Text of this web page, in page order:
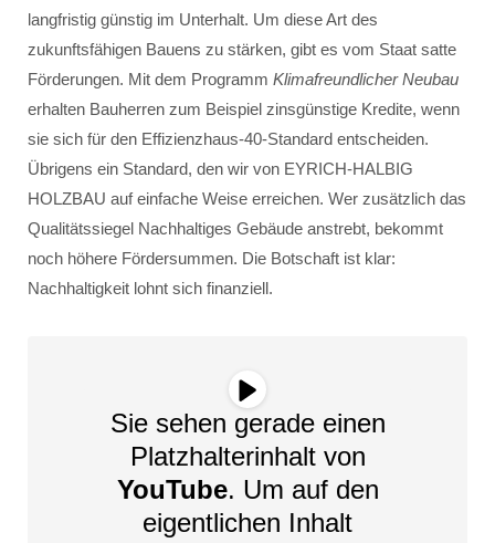
langfristig günstig im Unterhalt. Um diese Art des
zukunftsfähigen Bauens zu stärken, gibt es vom Staat satte
Förderungen. Mit dem Programm Klimafreundlicher Neubau
erhalten Bauherren zum Beispiel zinsgünstige Kredite, wenn
sie sich für den Effizienzhaus-40-Standard entscheiden.
Übrigens ein Standard, den wir von EYRICH-HALBIG
HOLZBAU auf einfache Weise erreichen. Wer zusätzlich das
Qualitätssiegel Nachhaltiges Gebäude anstrebt, bekommt
noch höhere Fördersummen. Die Botschaft ist klar:
Nachhaltigkeit lohnt sich finanziell.
Sie sehen gerade einen
Platzhalterinhalt von
YouTube. Um auf den
eigentlichen Inhalt